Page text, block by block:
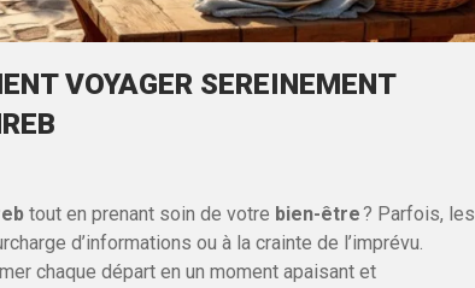
VOYAGER SEREINEMENT
tout en prenant soin de votre bien-être? Parfois, les
d’informations ou à la crainte de l’imprévu.
chaque départ en un moment apaisant et